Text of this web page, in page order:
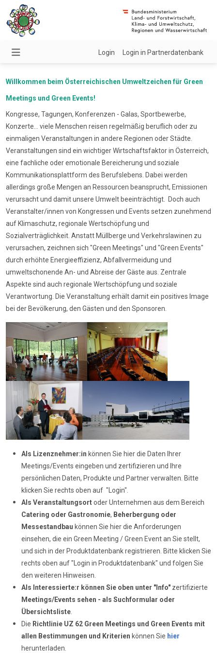
Login Login in Partnerdatenbank
Willkommen beim Österreichischen Umweltzeichen für Green
Meetings und Green Events!
Kongresse, Tagungen, Konferenzen - Galas, Sportbewerbe,
Konzerte... viele Menschen reisen regelmäßig beruflich oder zu
einmaligen Veranstaltungen in andere Regionen oder Städte.
Veranstaltungen sind ein wichtiger Wirtschaftsfaktor in Österreich,
eine fachliche oder emotionale Bereicherung und soziale
Kommunikationsplattform des Berufslebens. Dabei werden
allerdings große Mengen an Ressourcen beansprucht, Emissionen
verursacht und damit unsere Umwelt beeinträchtigt. Doch auch
Veranstalter/innen von Kongressen und Events setzen zunehmend
auf Klimaschutz, regionale Wertschöpfung und
Sozialverträglichkeit. Anstatt Müllberge und Verkehrslawinen zu
verursachen, zeichnen sich "Green Meetings" und "Green Events"
durch erhöhte Energieeffizienz, Abfallvermeidung und
umweltschonende An- und Abreise der Gäste aus. Zentrale
Aspekte sind auch regionale Wertschöpfung und soziale
Verantwortung. Die Veranstaltung erhält damit ein positives Image
bei der Bevölkerung, den Gästen und den Sponsoren.
Als Lizenznehmer:in können Sie hier die Daten Ihrer
Meetings/Events eingeben und zertifizieren und Ihre
persönlichen Daten, Produkte und Partner verwalten. Bitte
klicken Sie rechts oben auf "Login".
Als Veranstaltungsortoder Unternehmen aus dem Bereich
Catering oder Gastronomie, Beherbergung oder
Messestandbau können Sie hier die Anforderungen
einsehen, die ein Green Meeting / Green Event an Sie stellt,
und sich in der Produktdatenbank registrieren. Bitte klicken Sie
rechts oben auf "Login in Produktdatenbank" und folgen Sie
den weiteren Hinweisen.
Als Interessierte:r können Sie oben unter "Info" zertifizierte
Meetings/Events sehen - als Suchformular oder
Übersichtsliste
Die Richtlinie UZ 62 Green Meetings und Green Events mit
allen Bestimmungen und Kriterien können Sie hier
herunterladen.